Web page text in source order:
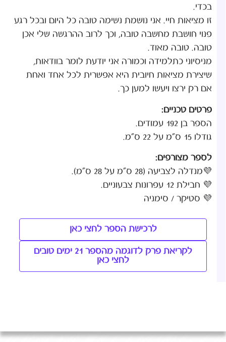
בכדי.
זו מציאות חיי. אני נושמת נשימה טובה כל היום ובכל רגע
פנוי חושבת מחשבה טובה, וכך לרוב ההרגשה שלי אכן
טובה. טובה מאוד.
מניסיוני כתלמידה וכמורה אני יודעת לומר בוודאות,
שיצירת מציאות חיובית היא אפשרית לכל אחד ואחת
אם רק ירצו ויעשו למען כך.
פרטים טכניים:
הספר בן 192 עמודים.
גודלו 15 ס"מ על 22 ס"מ.
לספר מצורפים:
💜מנדלה לצביעה (28 ס"מ על 28 ס"מ).
💜 חבילת 12 עפרונות צבעוניים.
💜 סטיקר / סימניה
לרכישת הספר לחצי כאן
לקריאת פרק לדוגמה מהספר 21 ימים טובים
לחצי כאן